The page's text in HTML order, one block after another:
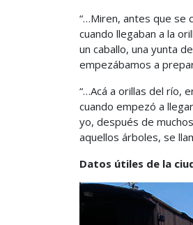
“…Miren, antes que se
cuando llegaban a la
un caballo, una yunta
empezábamos a
“…Acá a orillas del río,
cuando empezó a
yo, después de
aquellos árboles, se
Datos útiles de la